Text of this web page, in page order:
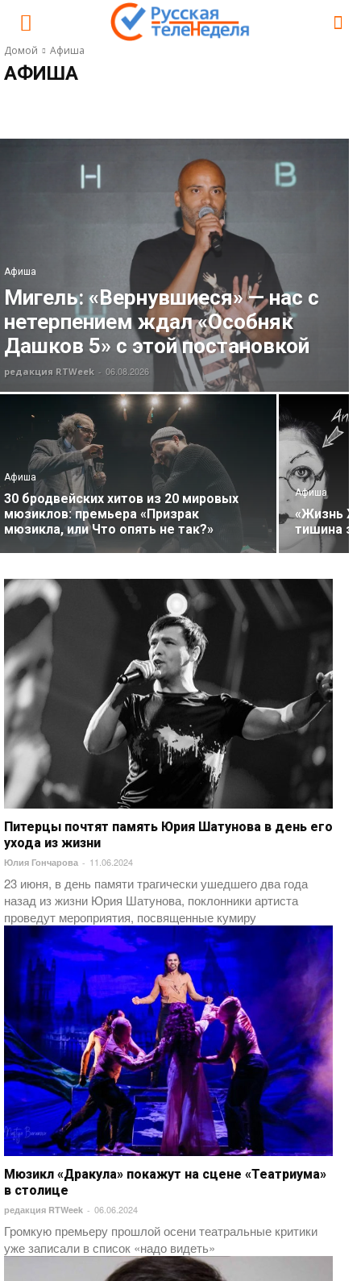
Домой Афиша
АФИША
Афиша
Мигель: «Вернувшиеся» — нас с
нетерпением ждал «Особняк
Дашков 5» с этой постановкой
редакция RTWeek - 06.08.2026
Афиша
30 бродвейских хитов из 20 мировых
мюзиклов: премьера «Призрак
мюзикла, или Что опять не так?»
Афиша
«Жизнь
тишина
Питерцы почтят память Юрия Шатунова в день его
ухода из жизни
Юлия Гончарова - 11.06.2024
23 июня, в день памяти трагически ушедшего два года
назад из жизни Юрия Шатунова, поклонники артиста
проведут мероприятия, посвященные кумиру
Мюзикл «Дракула» покажут на сцене «Театриума»
в столице
редакция RTWeek - 06.06.2024
Громкую премьеру прошлой осени театральные критики
уже записали в список «надо видеть»